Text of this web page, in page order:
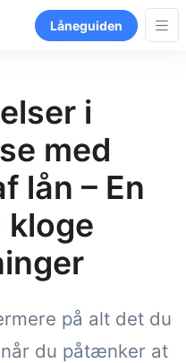
Låneguiden
i
med
lån – En
kloge
på alt det du
du påtænker at